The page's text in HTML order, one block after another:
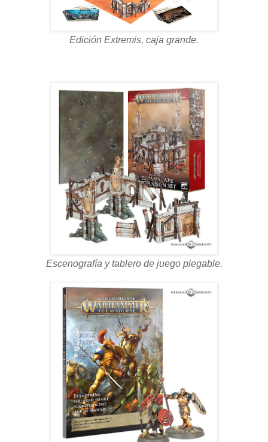
Edición Extremis, caja grande.
Escenografía y tablero de juego plegable.